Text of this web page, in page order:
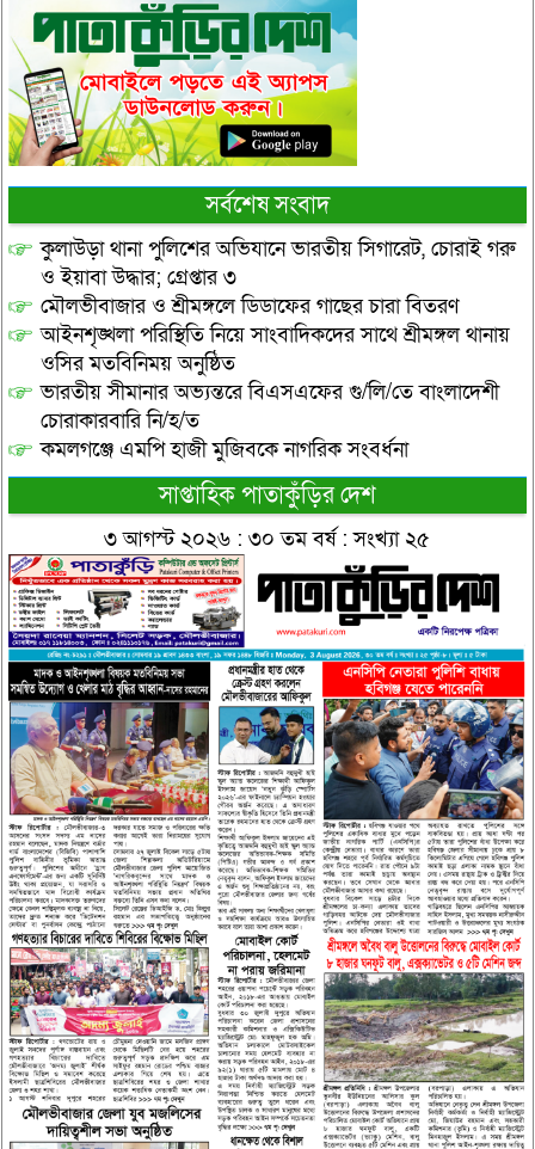
সর্বশেষ সংবাদ
কুলাউড়া থানা পুলিশের অভিযানে ভারতীয় সিগারেট, চোরাই গরু
ও ইয়াবা উদ্ধার; গ্রেপ্তার ৩
মৌলভীবাজার ও শ্রীমঙ্গলে ডিডাফের গাছের চারা বিতরণ
আইনশৃঙ্খলা পরিস্থিতি নিয়ে সাংবাদিকদের সাথে শ্রীমঙ্গল থানায়
ওসির মতবিনিময় অনুষ্ঠিত
ভারতীয় সীমানার অভ্যন্তরে বিএসএফের গু/লি/তে বাংলাদেশী
চোরাকারবারি নি/হ/ত
কমলগঞ্জে এমপি হাজী মুজিবকে নাগরিক সংবর্ধনা
সাপ্তাহিক পাতাকুঁড়ির দেশ
৩ আগস্ট ২০২৬ : ৩০ তম বর্ষ : সংখ্যা ২৫